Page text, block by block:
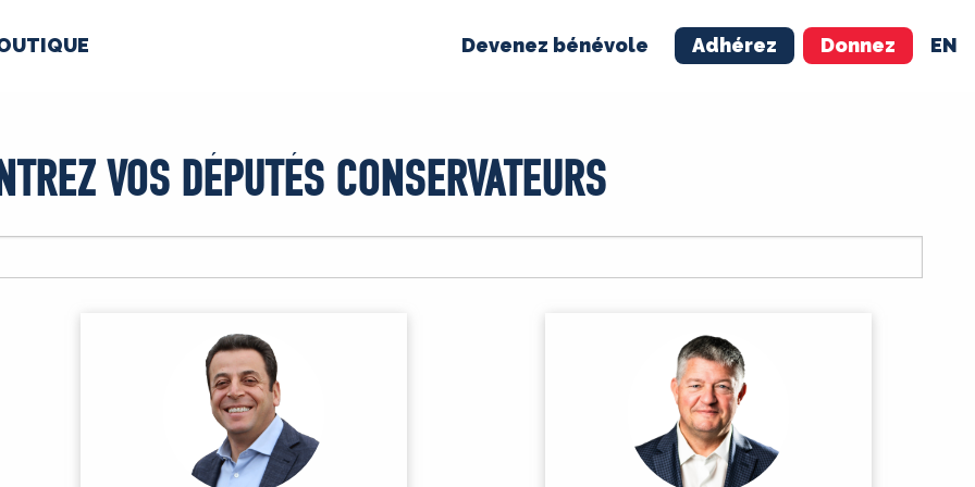
Devenez bénévole Adhérez Donnez EN
constitutifs
BOUTIQUE
VOS DÉPUTÉS CONSERVATEURS